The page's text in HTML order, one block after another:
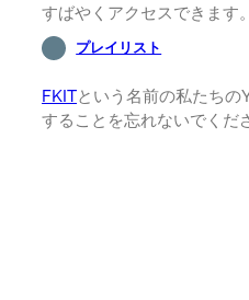
すばやくアクセスできます。
プレイリスト
FKITという名前の私たち
することを忘れないでくだ